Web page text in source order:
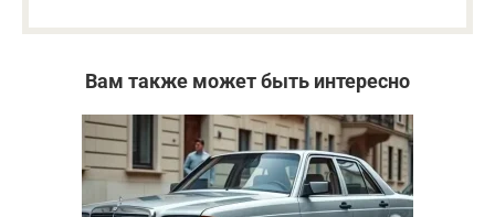
Вам также может быть интересно